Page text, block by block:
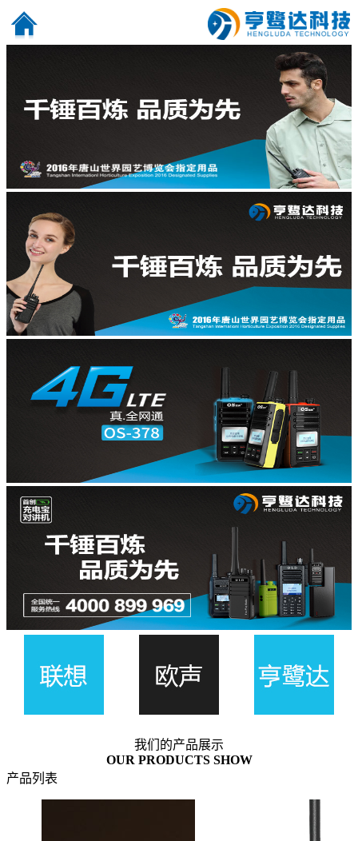
我们的产品展示
OUR PRODUCTS SHOW
产品列表